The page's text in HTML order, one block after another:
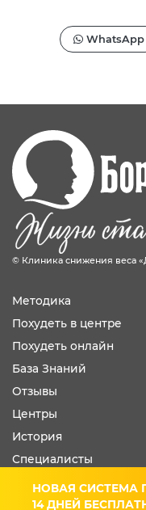
WhatsApp
© Клиника снижения веса
Методика
Похудеть в центре
Похудеть онлайн
База Знаний
Отзывы
Центры
История
Специалисты
Карта сайта
НОВАЯ СИСТЕМА
14 ДНЕЙ